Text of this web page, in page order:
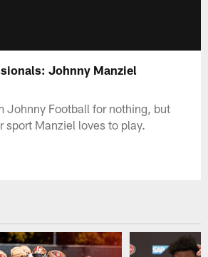
Johnny Manziel
Johnny Football for nothing, but
sport Manziel loves to play.